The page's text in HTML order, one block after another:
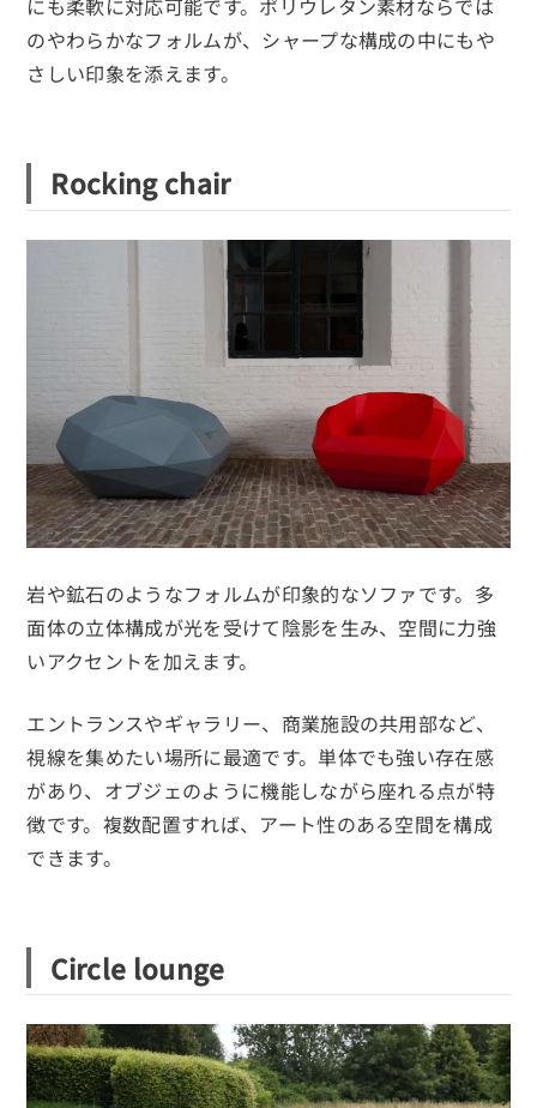
のやわらかなフォルムが、シャープな構成の中にもや
さしい印象を添えます。
Rocking chair
岩や鉱石のようなフォルムが印象的なソファです。多
面体の立体構成が光を受けて陰影を生み、空間に力強
いアクセントを加えます。
エントランスやギャラリー、商業施設の共用部など、
視線を集めたい場所に最適です。単体でも強い存在感
があり、オブジェのように機能しながら座れる点が特
徴です。複数配置すれば、アート性のある空間を構成
できます。
Circle lounge